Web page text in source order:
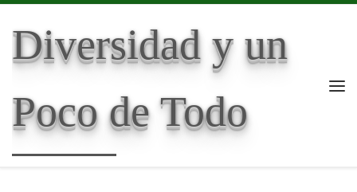
Diversidad y un
Poco de Todo